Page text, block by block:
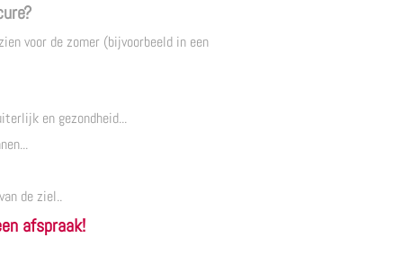
voor de zomer (bijvoorbeeld in een
en gezondheid...
de ziel..
afspraak!